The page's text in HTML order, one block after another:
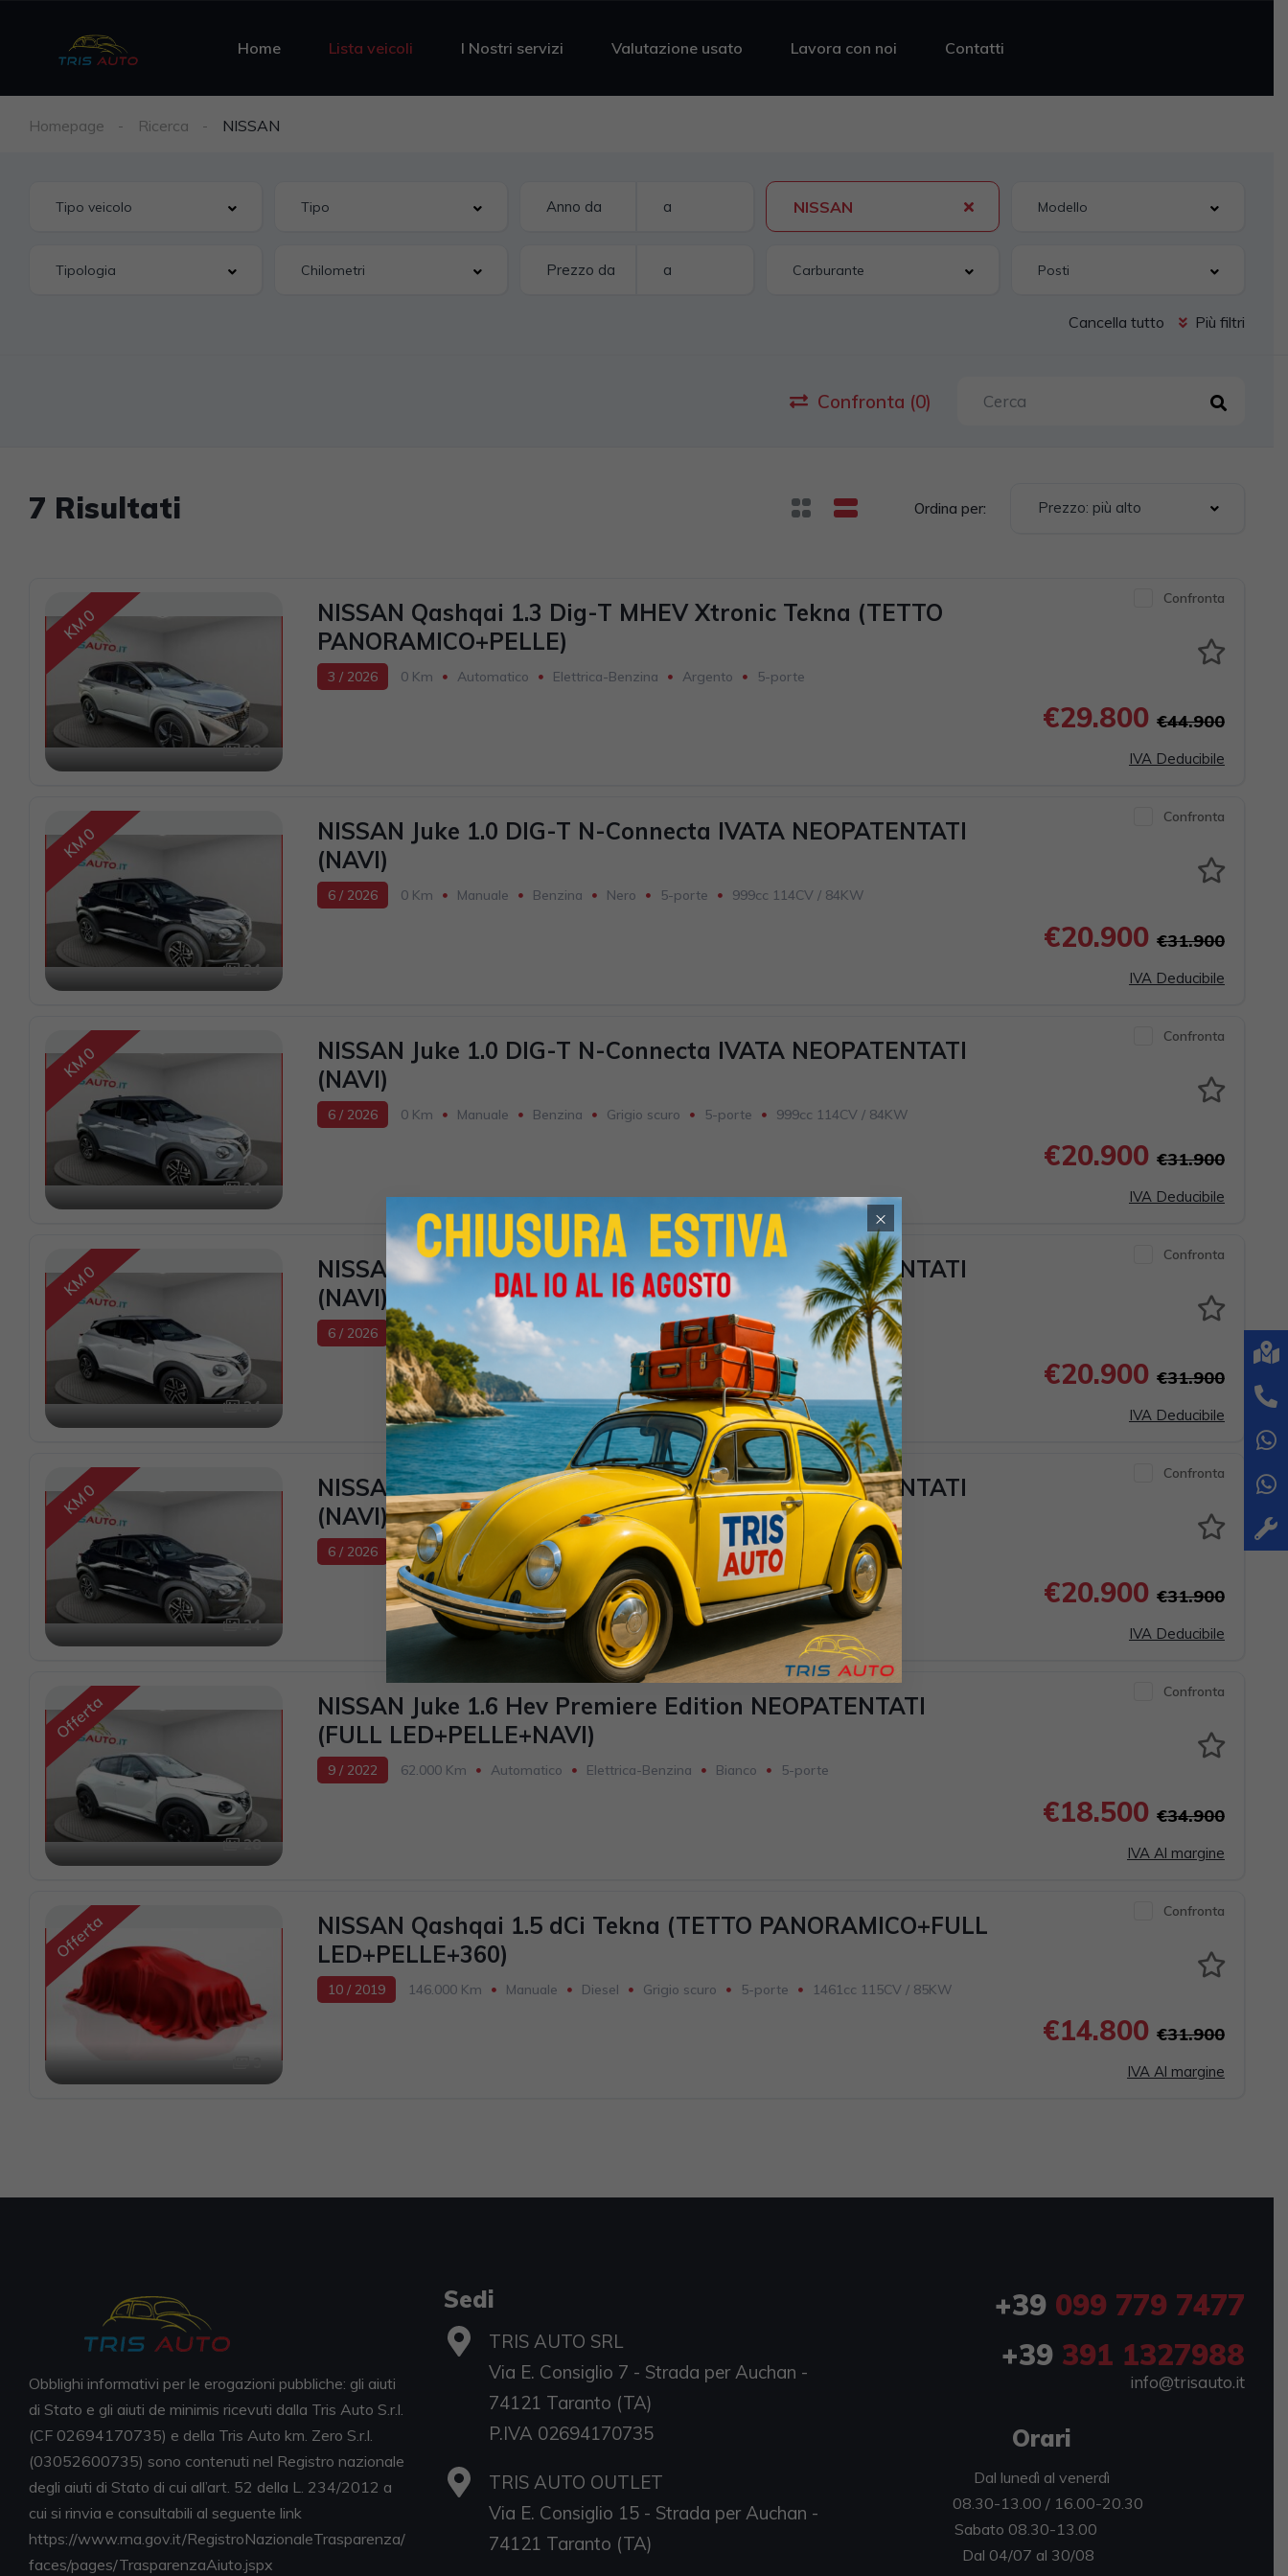
Home Lista veicoli I Nostri servizi Valutazione usato Lavora con noi Contatti
Homepage Ricerca NISSAN
NISSAN
Cancella tutto Più filtri
Confronta (0)
7 Risultati Ordina per: Prezzo: più alto
KM 0
29
Confronta
NISSAN Qashqai 1.3 Dig-T MHEV Xtronic Tekna (TETTO
PANORAMICO+PELLE)
3 / 2026 0 Km Automatico Elettrica-Benzina Argento
5-porte
€29.800 €44.900
IVA Deducibile
KM 0
24
Confronta
NISSAN Juke 1.0 DIG-T N-Connecta IVATA NEOPATENTATI
(NAVI)
6 / 2026 0 Km Manuale Benzina Nero 5-porte 999cc 114CV / 84KW
€20.900 €31.900
IVA Deducibile
KM 0
24
Confronta
NISSAN Juke 1.0 DIG-T N-Connecta IVATA NEOPATENTATI
(NAVI)
6 / 2026 0 Km Manuale Benzina Grigio scuro 5-porte 999cc 114CV / 84KW
€20.900 €31.900
IVA Deducibile
KM 0
24
Confronta
NISSAN Juke 1.0 DIG-T N-Connecta IVATA NEOPATENTATI
(NAVI)
6 / 2026 0 Km Manuale Benzina Bianco 5-porte 999cc 114CV / 84KW
€20.900 €31.900
IVA Deducibile
KM 0
24
Confronta
NISSAN Juke 1.0 DIG-T N-Connecta IVATA NEOPATENTATI
(NAVI)
6 / 2026 0 Km Manuale Benzina Nero 5-porte 999cc 114CV / 84KW
€20.900 €31.900
IVA Deducibile
Offerta
28
Confronta
NISSAN Juke 1.6 Hev Premiere Edition NEOPATENTATI
(FULL LED+PELLE+NAVI)
9 / 2022 62.000 Km Automatico Elettrica-Benzina Bianco
5-porte
€18.500 €34.900
IVA Al margine
Offerta
Confronta
NISSAN Qashqai 1.5 dCi Tekna (TETTO PANORAMICO+FULL
LED+PELLE+360)
10 / 2019 146.000 Km Manuale Diesel Grigio scuro 5-porte 1461cc 115CV / 85KW
€14.800 €31.900
IVA Al margine
Obblighi informativi per le erogazioni pubbliche: gli aiuti
di Stato e gli aiuti de minimis ricevuti dalla Tris Auto S.r.l.
(CF 02694170735) e della Tris Auto km. Zero S.r.l.
(03052600735) sono contenuti nel Registro nazionale
degli aiuti di Stato di cui all’art. 52 della L. 234/2012 a
cui si rinvia e consultabili al seguente link
https://www.rna.gov.it/RegistroNazionaleTrasparenza/
faces/pages/TrasparenzaAiuto.jspx
Sedi
TRIS AUTO SRL
Via E. Consiglio 7 - Strada per Auchan -
74121 Taranto (TA)
P.IVA 02694170735
TRIS AUTO OUTLET
Via E. Consiglio 15 - Strada per Auchan -
74121 Taranto (TA)
+39099 779 7477
+39391 1327988
info@trisauto.it
Orari
Dal lunedì al venerdì
08.30-13.00 / 16.00-20.30
Sabato 08.30-13.00
Dal 04/07 al 30/08
×